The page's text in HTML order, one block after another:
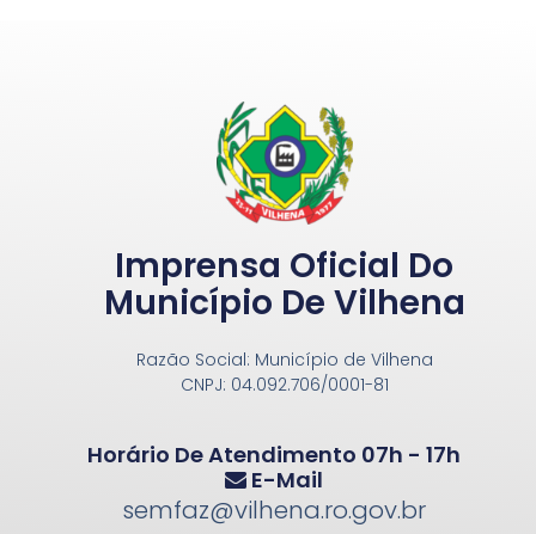
Imprensa Oficial Do
Município De Vilhena
Razão Social: Município de Vilhena
CNPJ: 04.092.706/0001-81
Horário De Atendimento 07h - 17h
E-Mail
semfaz@vilhena.ro.gov.br